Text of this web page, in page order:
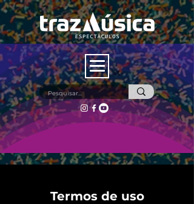
Termos de uso